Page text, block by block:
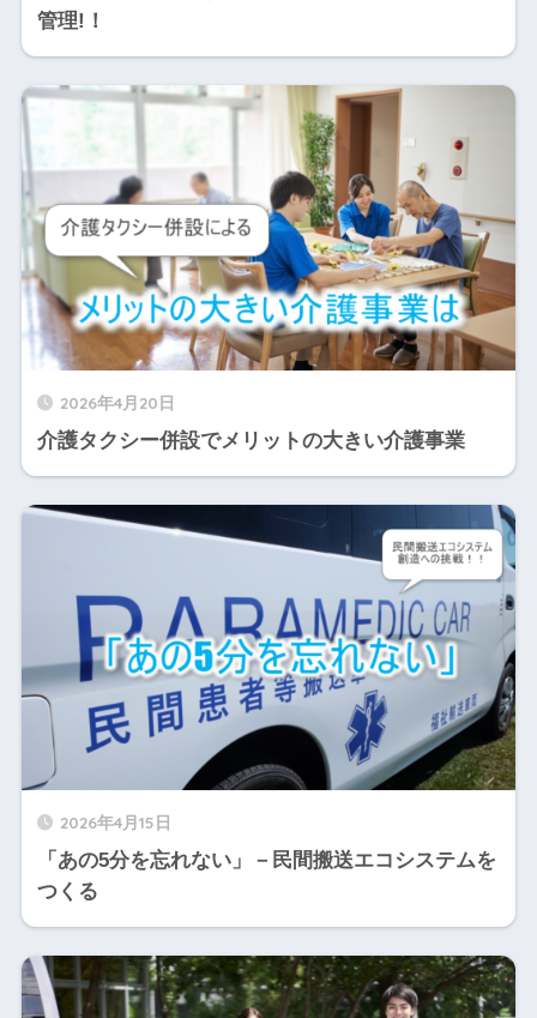
管理!！
2026年4月20日
介護タクシー併設でメリットの大きい介護事業
2026年4月15日
「あの5分を忘れない」－民間搬送エコシステムを
つくる